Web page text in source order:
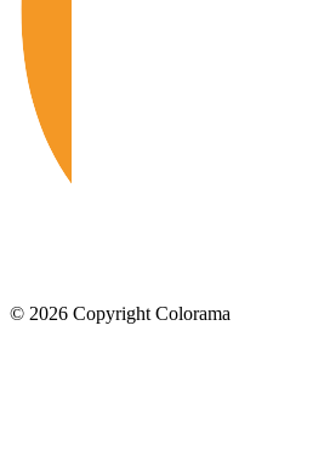
© 2026 Copyright Colorama